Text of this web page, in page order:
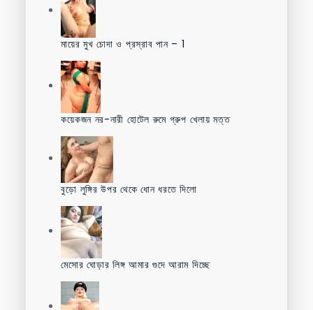
মায়ের মুখ চোদা ও প্রস্রাব পান – 1
কয়েকজন নর-নারী হোটেল রুমে গ্রুপ খেলায় মত্ত
বুড়ো লুঙ্গির উপর থেকে ধোন ধরতে দিলো
মেসোর ঘোড়ার লিঙ্গ আমার গুদে আরাম দিচ্ছে